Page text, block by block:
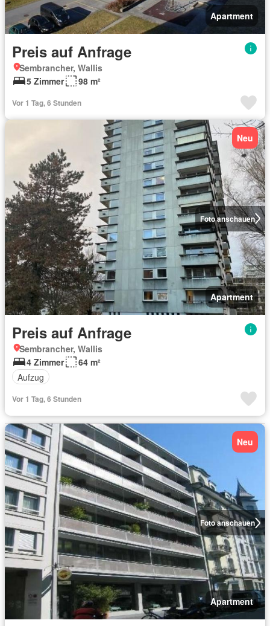
Apartment
Preis auf Anfrage
Sembrancher, Wallis
5 Zimmer
98 m²
Vor 1 Tag, 6 Stunden
Foto anschauen
Neu
Apartment
Preis auf Anfrage
Sembrancher, Wallis
4 Zimmer
64 m²
Aufzug
Vor 1 Tag, 6 Stunden
Foto anschauen
Neu
Apartment